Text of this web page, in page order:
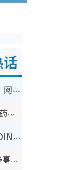
装修拆铁闸随时变贼人目标？网友揭2大关键用途：装新款等于白装？附新旧铁闸分别
网传公立医院改用内地/副厂药？医生拆解正副厂分别，揭4类人换药随时出事
怕虫人士夏季救星！日本3COINS爆红驱虫神器$45起 1招“全程免触碰”轻松搞定小强
立秋2026｜8月7日立秋进入“多事之秋” 3件事不可做！专家教6招开运 清杂物／钱包纳气接好运